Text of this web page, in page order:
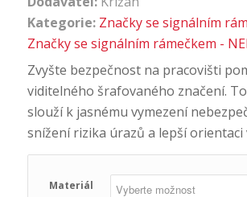
Kategorie: Značky se signálním
Značky se signálním rámečkem -
Zvyšte bezpečnost na pracovišti
viditelného šrafovaného značení.
slouží k jasnému vymezení
snížení rizika úrazů a lepší orientaci
Materiál